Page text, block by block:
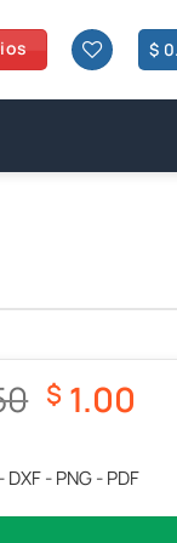
$
El
original
era:
$ 1.00
DXF - PNG - PDF